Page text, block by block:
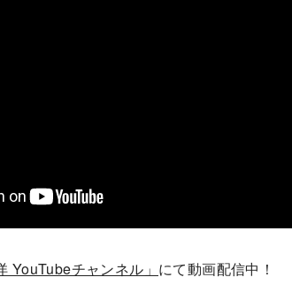
YouTubeチャンネル」 にて動画配信中！